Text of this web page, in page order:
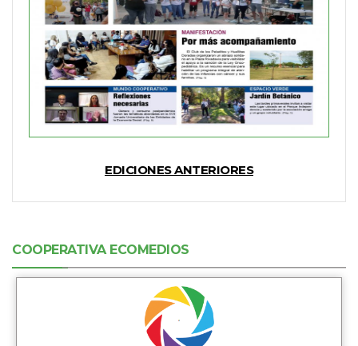
EDICIONES ANTERIORES
COOPERATIVA ECOMEDIOS